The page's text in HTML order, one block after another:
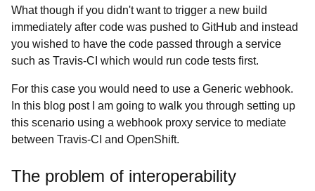
What though if you didn't want to trigger a new build
immediately after code was pushed to GitHub and instead
you wished to have the code passed through a service
such as Travis-CI which would run code tests first.
For this case you would need to use a Generic webhook.
In this blog post I am going to walk you through setting up
this scenario using a webhook proxy service to mediate
between Travis-CI and OpenShift.
The problem of interoperability